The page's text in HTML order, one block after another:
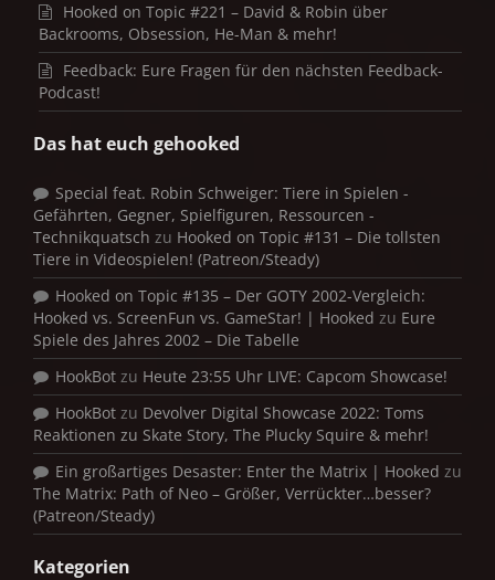
Hooked on Topic #221 – David & Robin über
Backrooms, Obsession, He-Man & mehr!
Feedback: Eure Fragen für den nächsten Feedback-
Podcast!
Das hat euch gehooked
Special feat. Robin Schweiger: Tiere in Spielen -
Gefährten, Gegner, Spielfiguren, Ressourcen -
Technikquatsch zu Hooked on Topic #131 – Die tollsten
Tiere in Videospielen! (Patreon/Steady)
Hooked on Topic #135 – Der GOTY 2002-Vergleich:
Hooked vs. ScreenFun vs. GameStar! | Hooked zu Eure
Spiele des Jahres 2002 – Die Tabelle
HookBot zu Heute 23:55 Uhr LIVE: Capcom Showcase!
HookBot zu Devolver Digital Showcase 2022: Toms
Reaktionen zu Skate Story, The Plucky Squire & mehr!
Ein großartiges Desaster: Enter the Matrix | Hooked zu
The Matrix: Path of Neo – Größer, Verrückter…besser?
(Patreon/Steady)
Kategorien